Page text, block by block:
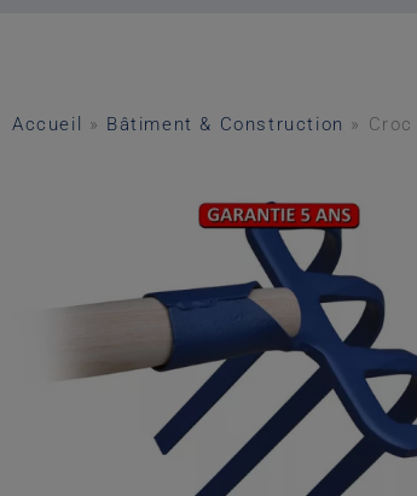
Accueil » Bâtiment & Construction »